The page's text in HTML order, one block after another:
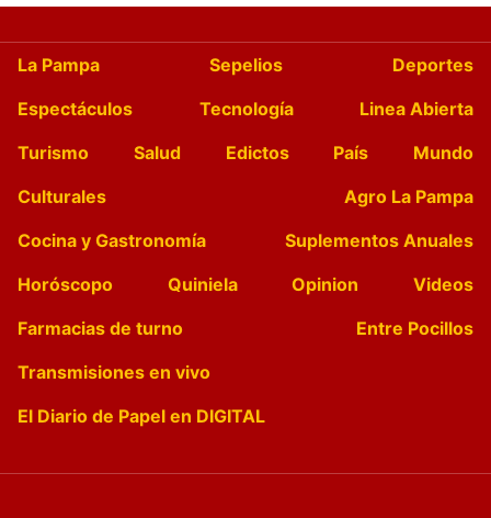
La Pampa Sepelios
Deportes
Espectáculos
Tecnología
Linea Abierta
Turismo
Salud Edictos País
Mundo
Culturales
Agro La Pampa
Cocina y Gastronomía
Suplementos Anuales
Horóscopo
Quiniela Opinion
Videos
Farmacias de turno
Entre Pocillos
Transmisiones en vivo
El Diario de Papel en DIGITAL